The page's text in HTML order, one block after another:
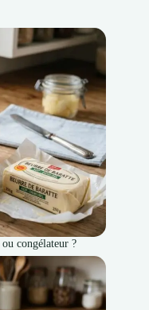
congélateur ?